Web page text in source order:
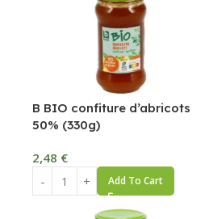
B BIO confiture d’abricots
50% (330g)
2,48 €
Add To Cart